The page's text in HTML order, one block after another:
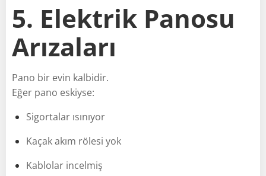
5. Elektrik Panosu
Arızaları
Pano bir evin kalbidir.
Eğer pano eskiyse:
Sigortalar ısınıyor
Kaçak akım rölesi yok
Kablolar incelmiş